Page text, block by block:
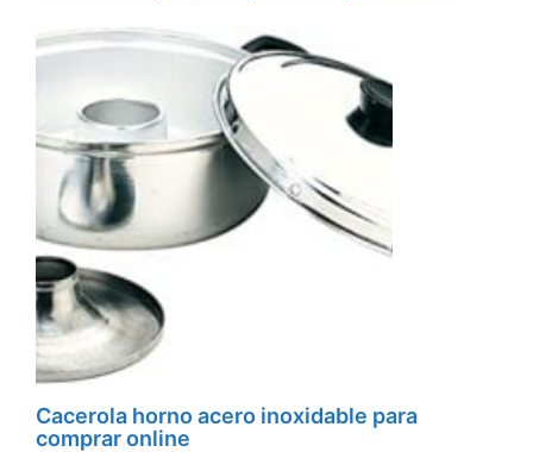
Cacerola horno acero inoxidable para
comprar online